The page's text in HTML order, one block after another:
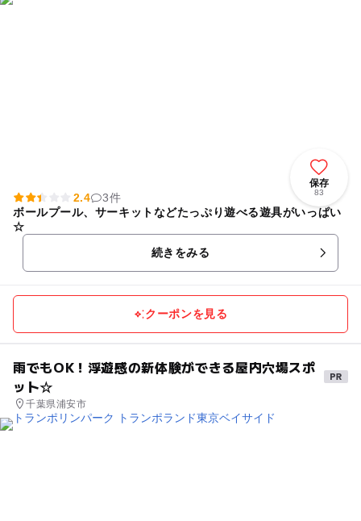
保存
83
2.4
3件
ボールプール、サーキットなどたっぷり遊べる遊具がいっぱい
☆
続きをみる
クーポンを見る
雨でもOK！浮遊感の新体験ができる屋内穴場スポ
ット☆
千葉県浦安市